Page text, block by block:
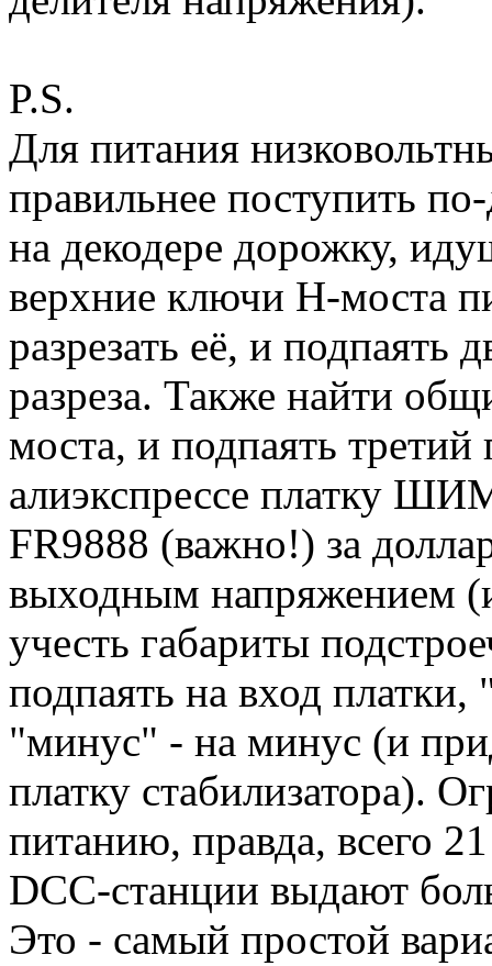
P.S.
Для питания
правильнее поступить
на декодере дорожку,
верхние ключи H-моста
разрезать её, и подпаять
разреза. Также найти
моста, и подпаять
алиэкспрессе платку
FR9888 (важно!) за
выходным напряжением
учесть габариты
подпаять на вход платки,
"минус" - на минус (и
платку стабилизатора).
питанию, правда, всего
DCC-станции выдают
Это - самый простой